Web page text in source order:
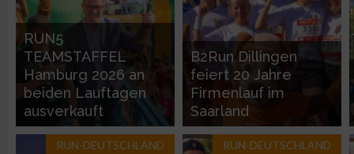
RUN5
TEAMSTAFFEL
Hamburg 2026 an
beiden Lauftagen
ausverkauft
B2Run Dillingen
feiert 20 Jahre
Firmenlauf im
Saarland
RUN-DEUTSCHLAND RUN-DEUTSCHLAND
Entwicklung und Verbesserung der Angebote
Verwendung reduzierter Daten zur Auswahl von Inhalten
IAB-Besonderheiten:
Verwendung genauer Standortdaten